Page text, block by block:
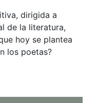
dirigida a
de la literatura,
hoy se plantea
los poetas?